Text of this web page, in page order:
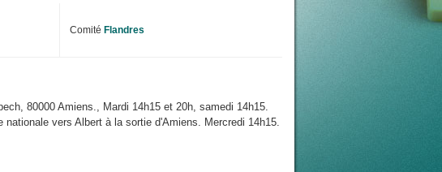
Comité Flandres
80000 Amiens., Mardi 14h15 et 20h, samedi 14h15.
vers Albert à la sortie d'Amiens. Mercredi 14h15.